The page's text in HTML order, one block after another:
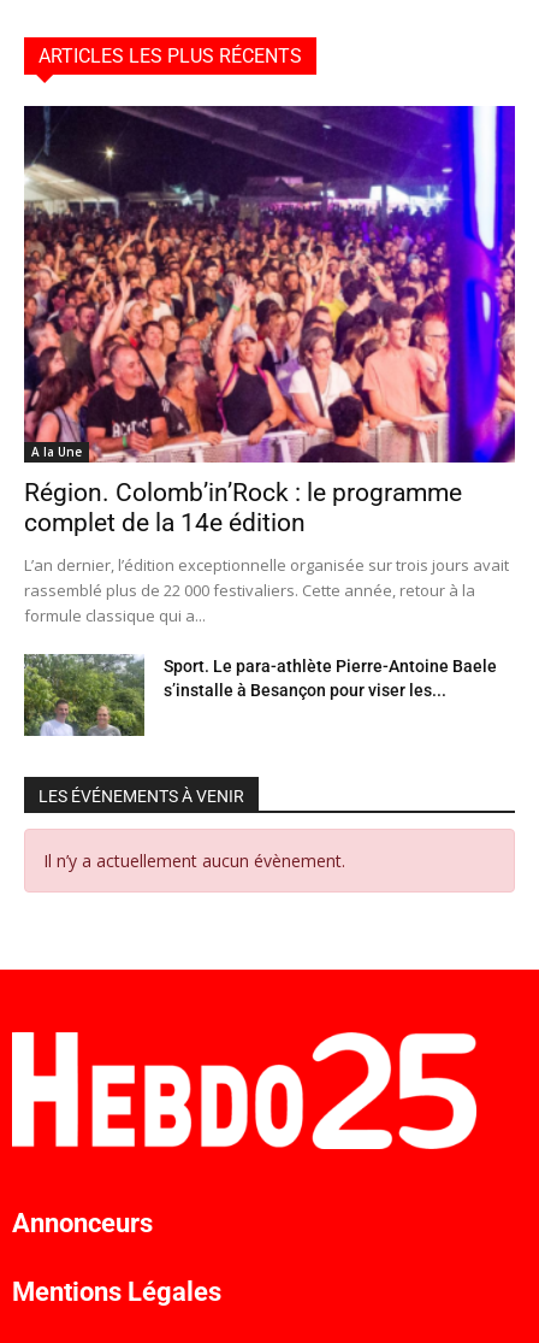
ARTICLES LES PLUS RÉCENTS
A la Une
Région. Colomb’in’Rock : le programme
complet de la 14e édition
L’an dernier, l’édition exceptionnelle organisée sur trois jours avait
rassemblé plus de 22 000 festivaliers. Cette année, retour à la
formule classique qui a...
Sport. Le para-athlète Pierre-Antoine Baele
s’installe à Besançon pour viser les...
LES ÉVÉNEMENTS À VENIR
Il n’y a actuellement aucun évènement.
Annonceurs
Mentions Légales